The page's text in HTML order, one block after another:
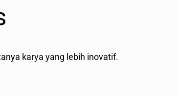
karya yang lebih inovatif.